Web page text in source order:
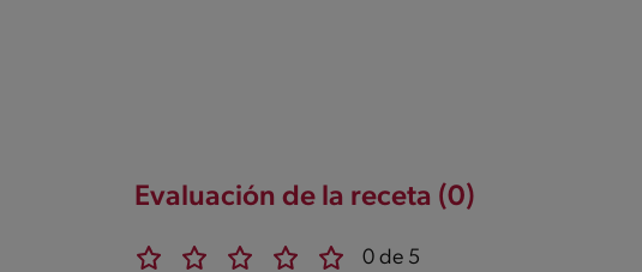
Evaluación de la receta (0)
0 de 5